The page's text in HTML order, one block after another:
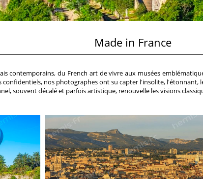
Made in France
contemporains, du French art de vivre aux musées
confidentiels, nos photographes ont su capter l'insolite, l'étonnant,
souvent décalé et parfois artistique, renouvelle les visions